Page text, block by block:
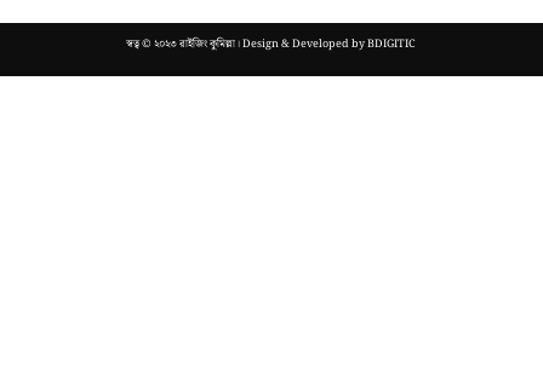
স্বত্ব © ২০২৩ রাইজিং কুমিল্লা। Design & Developed byBDIGITIC